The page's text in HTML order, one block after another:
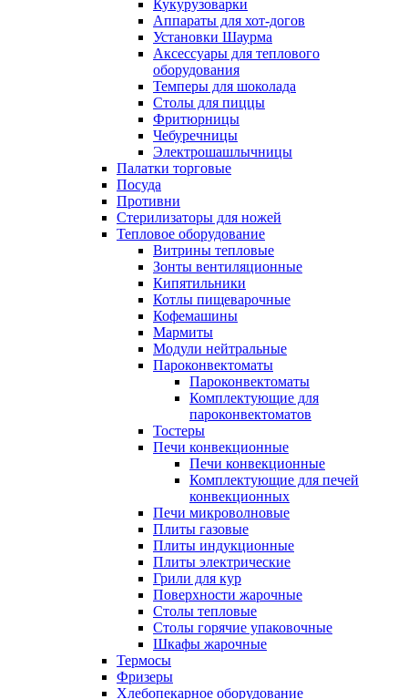
Кукурузоварки
Аппараты для хот-догов
Установки Шаурма
Аксессуары для теплового
оборудования
Темперы для шоколада
Столы для пиццы
Фритюрницы
Чебуречницы
Электрошашлычницы
Палатки торговые
Посуда
Противни
Стерилизаторы для ножей
Тепловое оборудование
Витрины тепловые
Зонты вентиляционные
Кипятильники
Котлы пищеварочные
Кофемашины
Мармиты
Модули нейтральные
Пароконвектоматы
Пароконвектоматы
Комплектующие для
пароконвектоматов
Тостеры
Печи конвекционные
Печи конвекционные
Комплектующие для печей
конвекционных
Печи микроволновые
Плиты газовые
Плиты индукционные
Плиты электрические
Грили для кур
Поверхности жарочные
Столы тепловые
Столы горячие упаковочные
Шкафы жарочные
Термосы
Фризеры
Хлебопекарное оборудование